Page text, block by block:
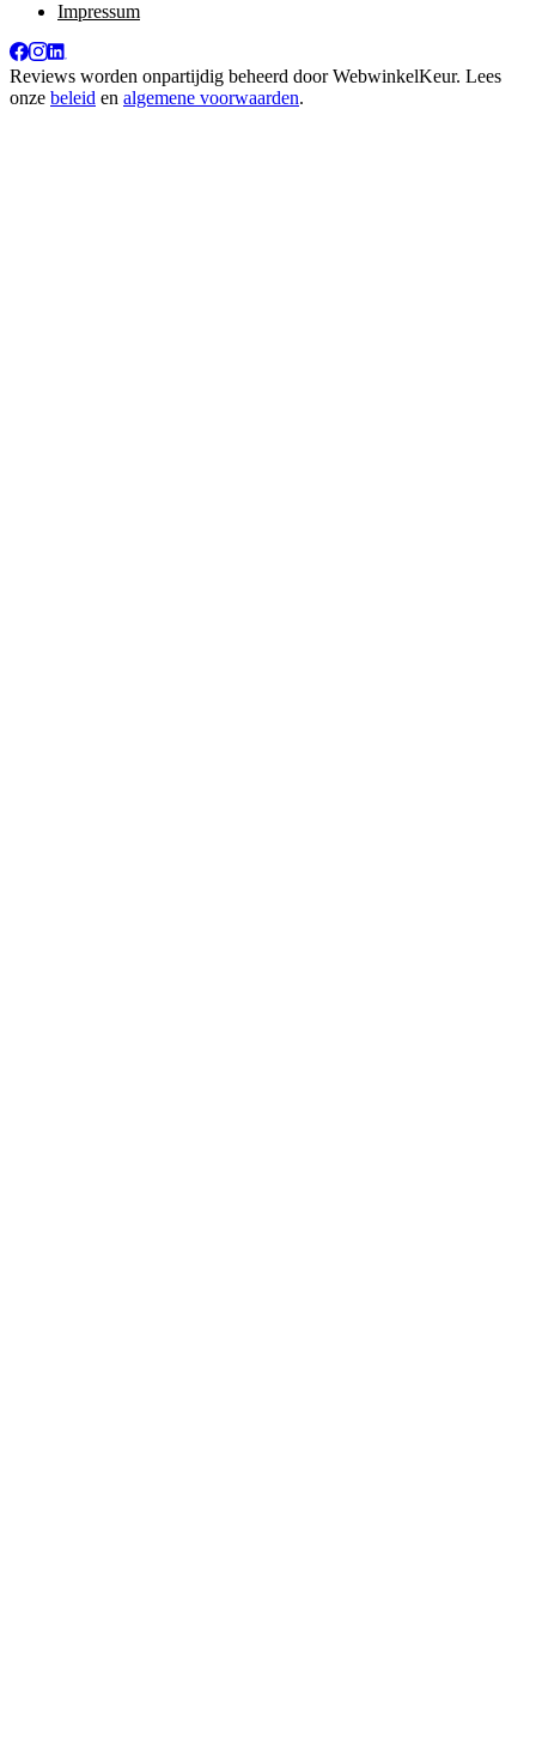
Impressum
Reviews worden onpartijdig beheerd doorWebwinkelKeur. Lees
onze beleid en algemene voorwaarden.